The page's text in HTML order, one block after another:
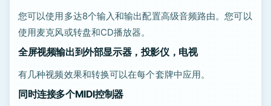
您可以使用多达8个输入和输出配置高级音频路由。您可以
使用麦克风或转盘和CD播放器。
全屏视频输出到外部显示器，投影仪，电视
有几种视频效果和转换可以在每个套牌中应用。
同时连接多个MIDI控制器